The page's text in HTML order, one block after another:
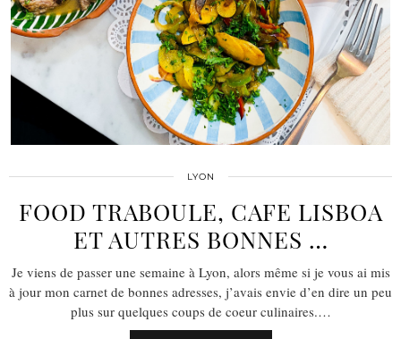
LYON
FOOD TRABOULE, CAFE LISBOA
ET AUTRES BONNES …
Je viens de passer une semaine à Lyon, alors même si je vous ai mis
à jour mon carnet de bonnes adresses, j’avais envie d’en dire un peu
plus sur quelques coups de coeur culinaires.…